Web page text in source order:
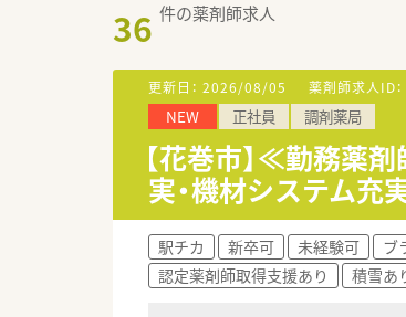
36 件の薬剤師求人
更新日： 2026/08/05 薬剤師求人ID：
NEW 正社員 調剤薬局
【花巻市】≪勤務薬
実・機材システム
駅チカ 新卒可 未経験可 ブ
認定薬剤師取得支援あり
積雪あ